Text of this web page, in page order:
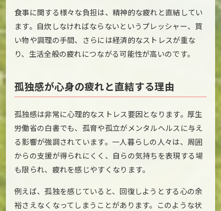
食事に関する様々な負担は、精神的な疲れと直結してい
ます。自炊しなければならないというプレッシャー、買
い物や調理の手間、さらには経済的なストレスが重な
り、生活全般の疲れにつながる可能性が高いのです。
孤独感が心身の疲れと直結する理由
孤独感は非常に心理的なストレス要因となります。厚生
労働省の白書でも、孤育や孤立がメンタルヘルスに与え
る影響が強調されています。一人暮らしの人々は、周囲
からの支援が得られにくく、自らの気持ちを表現する場
も限られ、疲れを感じやすくなります。
例えば、孤独を感じていると、回復しようとする心の余
裕さえなくなってしまうことがあります。このような状